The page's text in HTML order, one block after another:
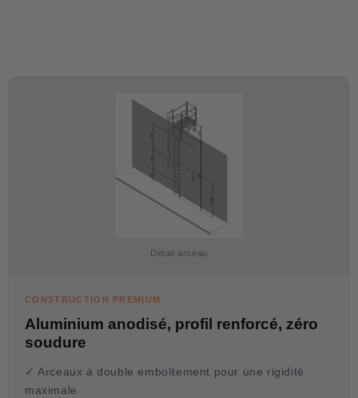
Détail arceau
CONSTRUCTION PREMIUM
Aluminium anodisé, profil renforcé, zéro
soudure
✓ Arceaux à double emboîtement pour une rigidité
maximale